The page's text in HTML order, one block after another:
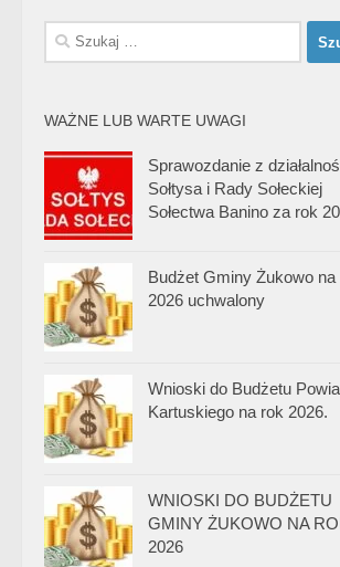
Szukaj:
WAŻNE LUB WARTE UWAGI
Sprawozdanie z
Sołtysa i Rady Sołeckiej
Sołectwa Banino za rok
Budżet Gminy Żukowo na
2026 uchwalony
Wnioski do Budżetu
Kartuskiego na rok 2026.
WNIOSKI DO BUDŻETU
GMINY ŻUKOWO NA
2026